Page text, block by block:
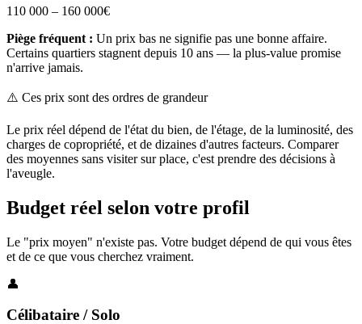
110 000 – 160 000€
Piège fréquent : Un prix bas ne signifie pas une bonne affaire.
Certains quartiers stagnent depuis 10 ans — la plus-value promise
n'arrive jamais.
⚠️ Ces prix sont des ordres de grandeur
Le prix réel dépend de l'état du bien, de l'étage, de la luminosité, des
charges de copropriété, et de dizaines d'autres facteurs. Comparer
des moyennes sans visiter sur place, c'est prendre des décisions à
l'aveugle.
Budget réel selon votre profil
Le "prix moyen" n'existe pas. Votre budget dépend de qui vous êtes
et de ce que vous cherchez vraiment.
👤
Célibataire / Solo